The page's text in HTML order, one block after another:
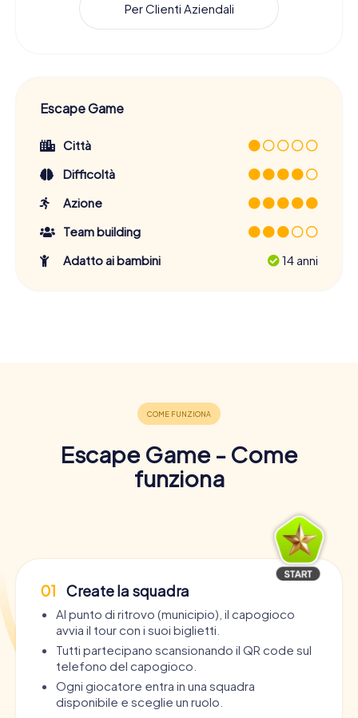
Per Clienti Aziendali
Escape Game
Città
Difficoltà
Azione
Team building
Adatto ai bambini
14 anni
Escape Game - Come
funziona
01 Create la squadra
Al punto di ritrovo (municipio), il capogioco
avvia il tour con i suoi biglietti.
Tutti partecipano scansionando il QR code sul
telefono del capogioco.
Ogni giocatore entra in una squadra
disponibile e sceglie un ruolo.